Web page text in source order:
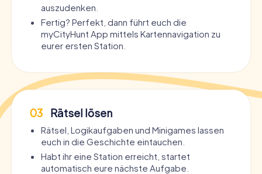
auszudenken.
Fertig? Perfekt, dann führt euch die
myCityHunt App mittels Kartennavigation zu
eurer ersten Station.
03 Rätsel lösen
Rätsel, Logikaufgaben und Minigames lassen
euch in die Geschichte eintauchen.
Habt ihr eine Station erreicht, startet
automatisch eure nächste Aufgabe.